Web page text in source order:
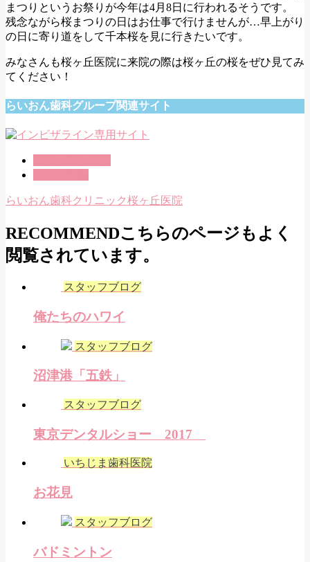
まつりというお祭りが今年は4月8日に行われるそうです。
残念ながら桜まつりの日はお仕事で行けませんが…早上がり
の日に寄り道をして千本桜を見に行きたいです。
みなさんも桜ヶ丘医院に来院の際は桜ヶ丘の桜をぜひ見てみ
てください！
らいおん歯科グループ関連サイト
らいおん歯科クリニック桜ヶ丘医院
RECOMMENDこちらのページもよく
閲覧されています。
スタッフブログ
俺たちのハワイ
スタッフブログ
沼津港「五鉄」
スタッフブログ
東京デンタルショー 2017
いちじま歯科医院
お花見
スタッフブログ
バドミントン